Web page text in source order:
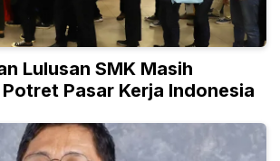
Lulusan SMK Masih
Pasar Kerja Indonesia